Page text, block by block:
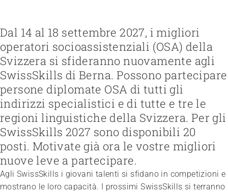
Gestire e formare il personale
Strutturare il lavoro e la cultura aziendale
Gestire l'azienda e applicare la legge
Garantire la sicurezza
Regolamentare il finanziamento
Sviluppare offerte
Pubblicizzare offerte
Promuovere la sostenibilità
Organizzare gli acquisti
Favorire l’inclusione nel mondo del lavoro
Lavorare con i familiari
Organizzare il fine vita
Gestire la transizione
Rafforzare l’autodeterminazione
Affrontare le questioni di salute
Tutelare l’integrità
Accompagnare in caso di demenza
Promuovere la salute mentale
Federazione
Team
Lavorare in ARTISET
Affiliazione
Visione, missione, valori
Politiche pubbliche & Prese di posizione
Lavoro in rete
Progetti
Dal 14 al 18 settembre 2027, i migliori
operatori socioassistenziali (OSA) della
Svizzera si sfideranno nuovamente agli
SwissSkills di Berna. Possono partecipare
persone diplomate OSA di tutti gli
indirizzi specialistici e di tutte e tre le
regioni linguistiche della Svizzera. Per gli
SwissSkills 2027 sono disponibili 20
posti. Motivate già ora le vostre migliori
nuove leve a partecipare.
Agli SwissSkills i giovani talenti si sfidano in competizioni e
mostrano le loro capacità. I prossimi SwissSkills si terranno